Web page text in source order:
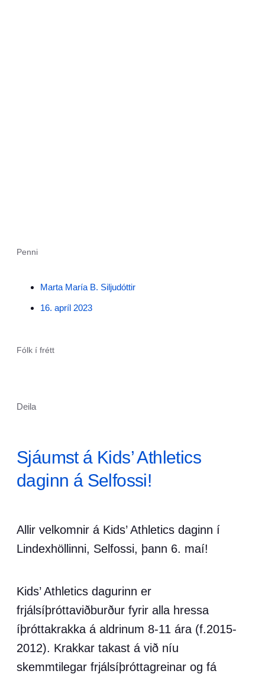
Penni
Marta María B. Siljudóttir
16. apríl 2023
Fólk í frétt
Deila
Sjáumst á Kids’ Athletics
daginn á Selfossi!
Allir velkomnir á Kids’ Athletics daginn í
Lindexhöllinni, Selfossi, þann 6. maí!
Kids’ Athletics dagurinn er
frjálsíþróttaviðburður fyrir alla hressa
íþróttakrakka á aldrinum 8-11 ára (f.2015-
2012). Krakkar takast á við níu
skemmtilegar frjálsíþróttagreinar og fá